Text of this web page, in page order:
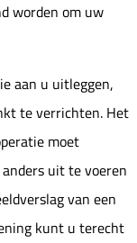
worden om uw
aan u uitleggen,
te verrichten. Het
moet
uit te voeren
van een
kunt u terecht